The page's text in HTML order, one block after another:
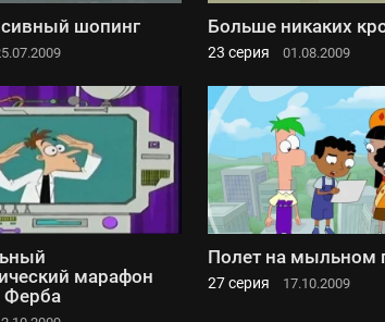
шопинг Больше никаких
23 серия 01.08.2009
марафон
Ферба
Полет на мыльном
27 серия 17.10.2009